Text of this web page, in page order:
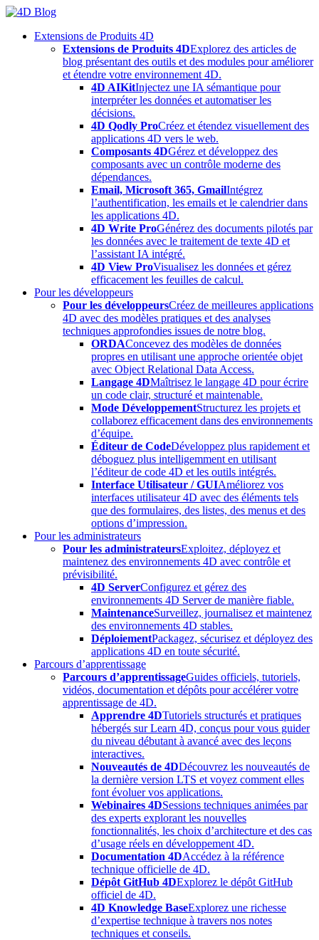
Skip
contentExtensions de Produits 4D
Extensions de Produits 4DExplorez des articles de
blog présentant des outils et des modules pour améliorer
et étendre votre environnement 4D.
4D AIKitInjectez une IA sémantique pour
interpréter les données et automatiser les
décisions.
4D Qodly ProCréez et étendez visuellement des
applications 4D vers le web.
Composants 4DGérez et développez des
composants avec un contrôle moderne des
dépendances.
Email, Microsoft 365, GmailIntégrez
l’authentification, les emails et le calendrier dans
les applications 4D.
4D Write ProGénérez des documents pilotés par
les données avec le traitement de texte 4D et
l’assistant IA intégré.
4D View ProVisualisez les données et gérez
efficacement les feuilles de calcul.
Pour les développeurs
Pour les développeursCréez de meilleures applications
4D avec des modèles pratiques et des analyses
techniques approfondies issues de notre blog.
ORDAConcevez des modèles de données
propres en utilisant une approche orientée objet
avec Object Relational Data Access.
Langage 4DMaîtrisez le langage 4D pour écrire
un code clair, structuré et maintenable.
Mode DéveloppementStructurez les projets et
collaborez efficacement dans des environnements
d’équipe.
Éditeur de CodeDéveloppez plus rapidement et
déboguez plus intelligemment en utilisant
l’éditeur de code 4D et les outils intégrés.
Interface Utilisateur / GUIAméliorez vos
interfaces utilisateur 4D avec des éléments tels
que des formulaires, des listes, des menus et des
options d’impression.
Pour les administrateurs
Pour les administrateursExploitez, déployez et
maintenez des environnements 4D avec contrôle et
prévisibilité.
4D ServerConfigurez et gérez des
environnements 4D Server de manière fiable.
MaintenanceSurveillez, journalisez et maintenez
des environnements 4D stables.
DéploiementPackagez, sécurisez et déployez des
applications 4D en toute sécurité.
Parcours d’apprentissage
Parcours d’apprentissageGuides officiels, tutoriels,
vidéos, documentation et dépôts pour accélérer votre
apprentissage de 4D.
Apprendre 4DTutoriels structurés et pratiques
hébergés sur Learn 4D, conçus pour vous guider
du niveau débutant à avancé avec des leçons
interactives.
Nouveautés de 4DDécouvrez les nouveautés de
la dernière version LTS et voyez comment elles
font évoluer vos applications.
Webinaires 4DSessions techniques animées par
des experts explorant les nouvelles
fonctionnalités, les choix d’architecture et des cas
d’usage réels en développement 4D.
Documentation 4DAccédez à la référence
technique officielle de 4D.
Dépôt GitHub 4DExplorez le dépôt GitHub
officiel de 4D.
4D Knowledge BaseExplorez une richesse
d’expertise technique à travers nos notes
techniques et conseils.